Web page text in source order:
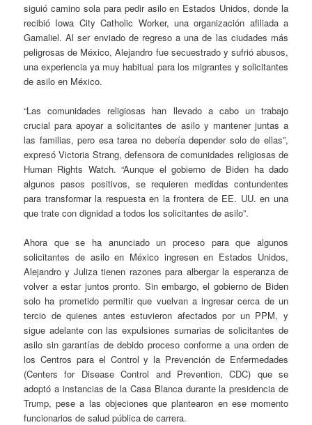
siguió camino sola para pedir asilo en Estados Unidos, donde la
recibió Iowa City Catholic Worker, una organización afiliada a
Gamaliel. Al ser enviado de regreso a una de las ciudades más
peligrosas de México, Alejandro fue secuestrado y sufrió abusos,
una experiencia ya muy habitual para los migrantes y solicitantes
de asilo en México.
“Las comunidades religiosas han llevado a cabo un trabajo
crucial para apoyar a solicitantes de asilo y mantener juntas a
las familias, pero esa tarea no debería depender solo de ellas”,
expresó Victoria Strang, defensora de comunidades religiosas de
Human Rights Watch. “Aunque el gobierno de Biden ha dado
algunos pasos positivos, se requieren medidas contundentes
para transformar la respuesta en la frontera de EE. UU. en una
que trate con dignidad a todos los solicitantes de asilo”.
Ahora que se ha anunciado un proceso para que algunos
solicitantes de asilo en México ingresen en Estados Unidos,
Alejandro y Juliza tienen razones para albergar la esperanza de
volver a estar juntos pronto. Sin embargo, el gobierno de Biden
solo ha prometido permitir que vuelvan a ingresar cerca de un
tercio de quienes antes estuvieron afectados por un PPM, y
sigue adelante con las expulsiones sumarias de solicitantes de
asilo sin garantías de debido proceso conforme a una orden de
los Centros para el Control y la Prevención de Enfermedades
(Centers for Disease Control and Prevention, CDC) que se
adoptó a instancias de la Casa Blanca durante la presidencia de
Trump, pese a las objeciones que plantearon en ese momento
funcionarios de salud pública de carrera.